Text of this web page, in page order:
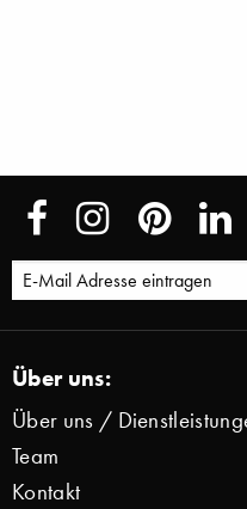
Über uns:
Über uns /
Team
Kontakt